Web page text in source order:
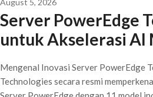
August 5, 2026
Server PowerEdge
untuk Akselerasi AI
Mengenal Inovasi Server PowerEdge
Technologies secara resmi